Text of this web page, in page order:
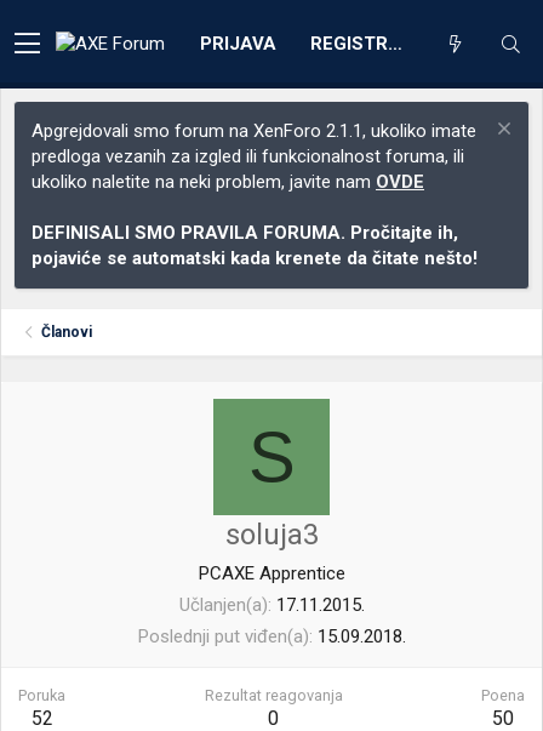
PRIJAVA REGISTRACIJA
Apgrejdovali smo forum na XenForo 2.1.1, ukoliko imate
predloga vezanih za izgled ili funkcionalnost foruma, ili
ukoliko naletite na neki problem, javite nam OVDE
DEFINISALI SMO PRAVILA FORUMA. Pročitajte ih,
pojaviće se automatski kada krenete da čitate nešto!
Članovi
S
soluja3
PCAXE Apprentice
Učlanjen(a) 17.11.2015.
Poslednji put viđen(a) 15.09.2018.
Poruka
52
Rezultat reagovanja
0
Poena
50